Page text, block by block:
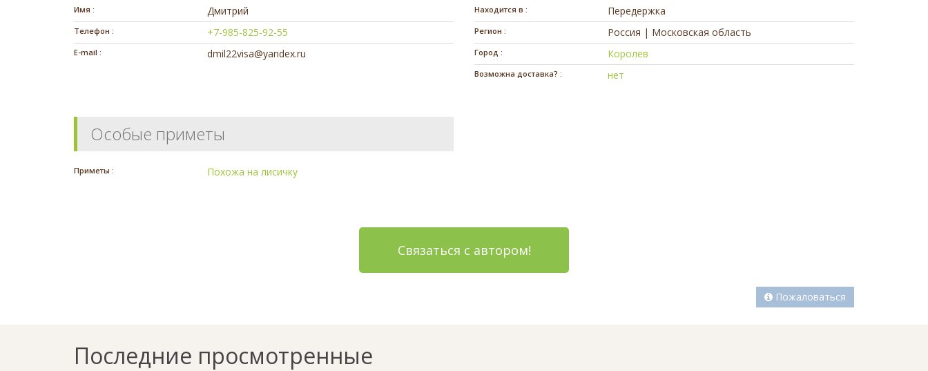
Имя : Дмитрий
Телефон : +7-985-825-92-55
E-mail : dmil22visa@yandex.ru
Находится в : Передержка
Регион : Россия | Московская область
Город : Королев
Возможна доставка? : нет
Особые приметы
Приметы : Похожа на лисичку
Связаться с автором!
Пожаловаться
Последние просмотренные